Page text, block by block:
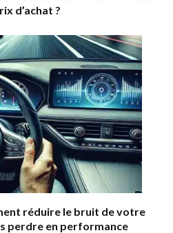
d’achat ?
réduire le bruit de votre
perdre en performance